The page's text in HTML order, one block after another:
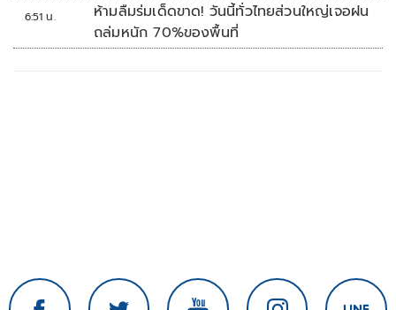
6:51 น.
ห้ามลืมร่มเด็ดขาด! วันนี้ทั่วไทยส่วนใหญ่เจอฝน
ถล่มหนัก 70%ของพื้นที่